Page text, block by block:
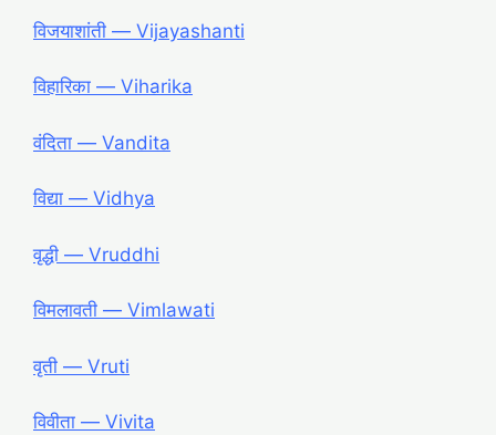
विजयाशांती ― Vijayashanti
विहारिका ― Viharika
वंदिता ― Vandita
विद्या ― Vidhya
वृद्धी ― Vruddhi
विमलावती ― Vimlawati
वृती ― Vruti
विवीता ― Vivita